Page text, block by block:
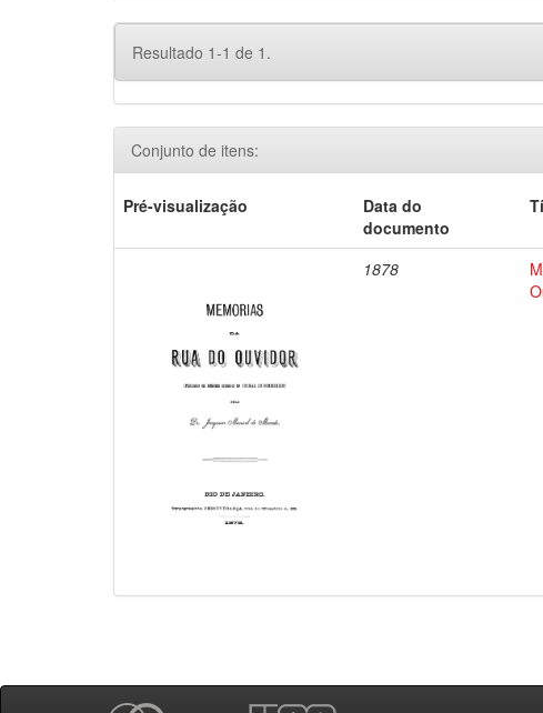
Resultado 1-1 de 1.
Conjunto de itens:
Pré-visualização
Data do
documento
1878